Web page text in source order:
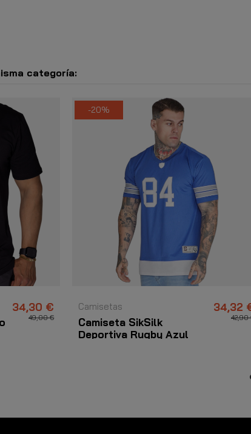
categoría:
34,30 €
49,00 €
-20%
Camisetas
Camiseta SikSilk
Deportiva Rugby Azul
34,32
42,90